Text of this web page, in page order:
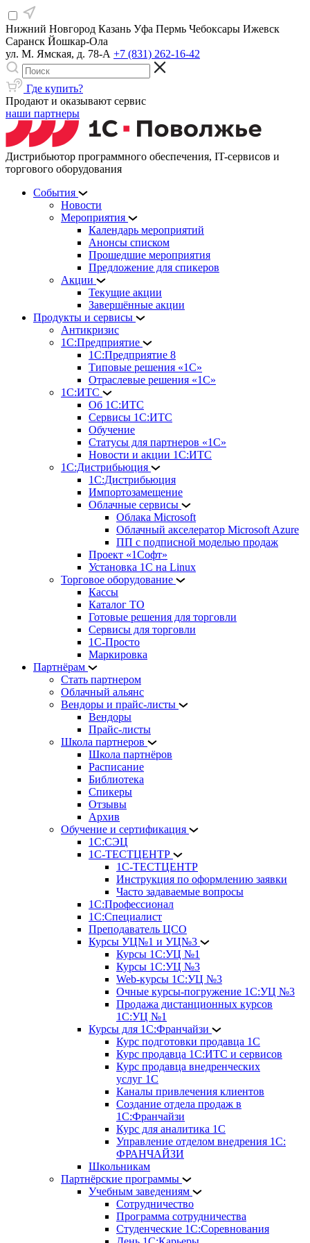
Нижний Новгород Казань Уфа Пермь Чебоксары Ижевск
Саранск Йошкар-Ола
ул. М. Ямская, д. 78-А +7 (831) 262-16-42
Где купить?
Продают и оказывают сервис
наши партнеры
Дистрибьютор программного обеспечения, IT-сервисов и
торгового оборудования
События
Новости
Мероприятия
Календарь мероприятий
Анонсы списком
Прошедшие мероприятия
Предложение для спикеров
Акции
Текущие акции
Завершённые акции
Продукты и сервисы
Антикризис
1С:Предприятие
1С:Предприятие 8
Типовые решения «1С»
Отраслевые решения «1С»
1С:ИТС
Об 1С:ИТС
Сервисы 1С:ИТС
Обучение
Статусы для партнеров «1С»
Новости и акции 1С:ИТС
1С:Дистрибьюция
1С:Дистрибьюция
Импортозамещение
Облачные сервисы
Облака Microsoft
Облачный акселератор Microsoft Azure
ПП с подписной моделью продаж
Проект «1Софт»
Установка 1С на Linux
Торговое оборудование
Кассы
Каталог ТО
Готовые решения для торговли
Сервисы для торговли
1С-Просто
Маркировка
Партнёрам
Стать партнером
Облачный альянс
Вендоры и прайс-листы
Вендоры
Прайс-листы
Школа партнеров
Школа партнёров
Расписание
Библиотека
Спикеры
Отзывы
Архив
Обучение и сертификация
1С:СЭЦ
1С-ТЕСТЦЕНТР
1С-ТЕСТЦЕНТР
Инструкция по оформлению заявки
Часто задаваемые вопросы
1С:Профессионал
1С:Специалист
Преподаватель ЦСО
Курсы УЦ№1 и УЦ№3
Курсы 1С:УЦ №1
Курсы 1С:УЦ №3
Web-курсы 1С:УЦ №3
Очные курсы-погружение 1С:УЦ №3
Продажа дистанционных курсов
1С:УЦ №1
Курсы для 1С:Франчайзи
Курс подготовки продавца 1С
Курс продавца 1С:ИТС и сервисов
Курс продавца внедренческих
услуг 1С
Каналы привлечения клиентов
Создание отдела продаж в
1С:Франчайзи
Курс для аналитика 1С
Управление отделом внедрения 1С:
ФРАНЧАЙЗИ
Школьникам
Партнёрские программы
Учебным заведениям
Сотрудничество
Программа сотрудничества
Студенческие 1С:Соревнования